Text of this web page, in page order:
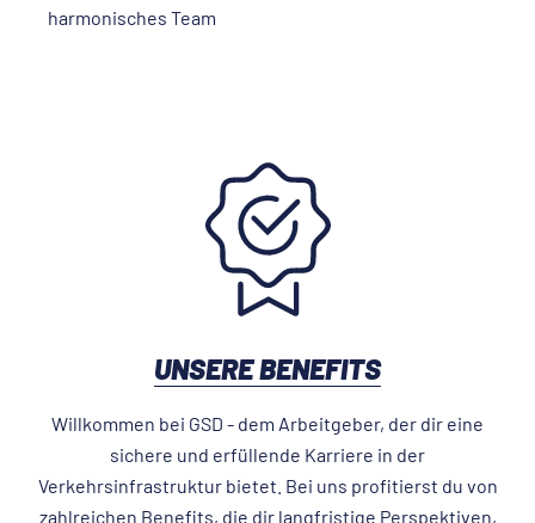
harmonisches Team
UNSERE BENEFITS
Willkommen bei GSD - dem Arbeitgeber, der dir eine
sichere und erfüllende Karriere in der
Verkehrsinfrastruktur bietet. Bei uns profitierst du von
zahlreichen Benefits, die dir langfristige Perspektiven,